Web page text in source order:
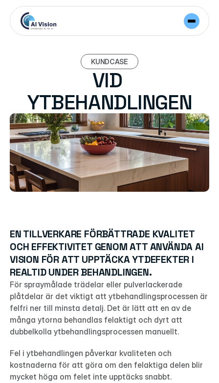
KUNDCASE
VID
YTBEHANDLINGEN
EN TILLVERKARE FÖRBÄTTRADE KVALITET
OCH EFFEKTIVITET GENOM ATT ANVÄNDA AI
VISION FÖR ATT UPPTÄCKA YTDEFEKTER I
REALTID UNDER BEHANDLINGEN.
För spraymålade trädelar eller pulverlackerade
plåtdelar är det viktigt att ytbehandlingsprocessen är
felfri ner till minsta detalj. Det är lätt att en av de
många ytorna behandlas felaktigt och dyrt att
dubbelkolla ytbehandlingsprocessen manuellt.
Fel i ytbehandlingen påverkar kvaliteten och
kostnaderna för att göra om den felaktiga delen blir
mycket höga om felet inte upptäcks snabbt.